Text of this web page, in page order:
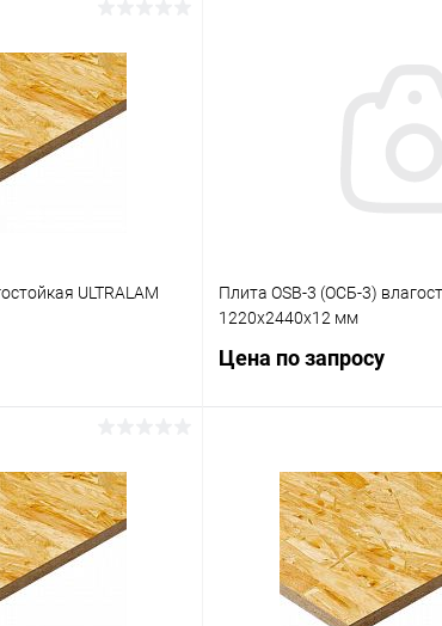
ULTRALAM
Сравнение
Под заказ
Плита OSB-3 (ОСБ-3)
1220х2440х12 мм
Цена по запросу
Купить в 1 клик
В избранное